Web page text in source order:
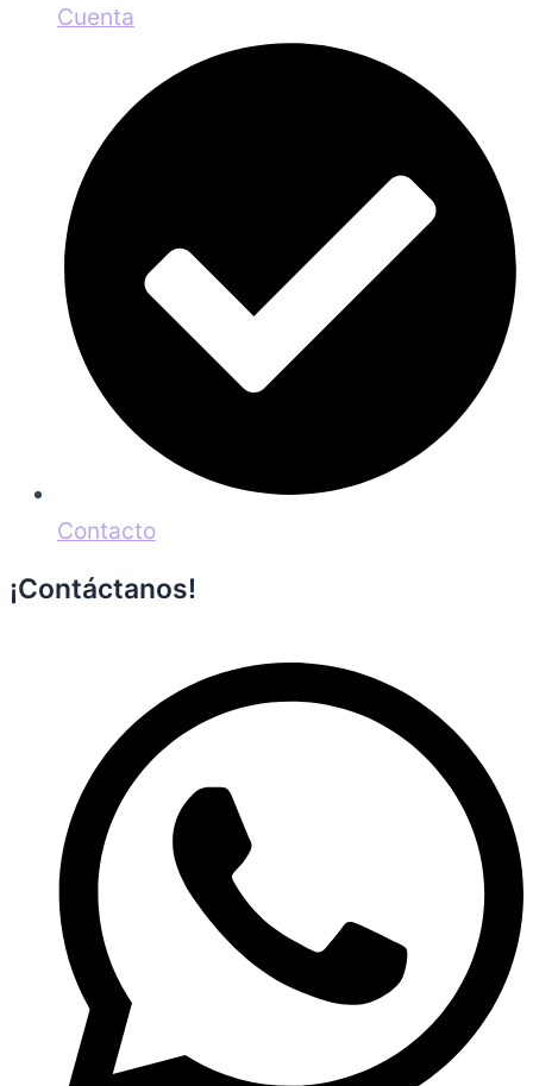
Cuenta
Contacto
¡Contáctanos!